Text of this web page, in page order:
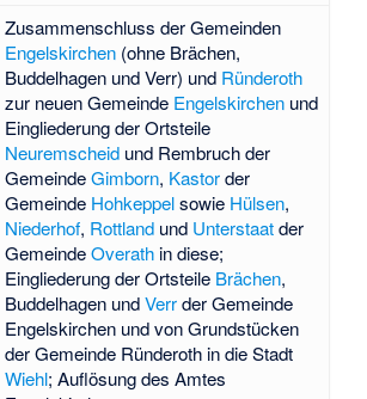
Zusammenschluss der Gemeinden
Engelskirchen(ohne Brächen,
Buddelhagen und Verr) und Ründeroth
zur neuen Gemeinde Engelskirchenund
Eingliederung der Ortsteile
Neuremscheidund Rembruchder
GemeindeGimborn, Kastorder
Gemeinde Hohkeppelsowie Hülsen,
Niederhof, Rottlandund Unterstaatder
GemeindeOverathin diese;
Eingliederung der Ortsteile Brächen,
BuddelhagenundVerrder Gemeinde
Engelskirchen und von Grundstücken
der Gemeinde Ründeroth in die Stadt
Wiehl; Auflösung des Amtes